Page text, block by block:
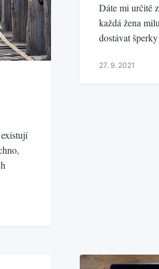
Dáte mi určitě
každá žena
dostávat
27. 9. 2021